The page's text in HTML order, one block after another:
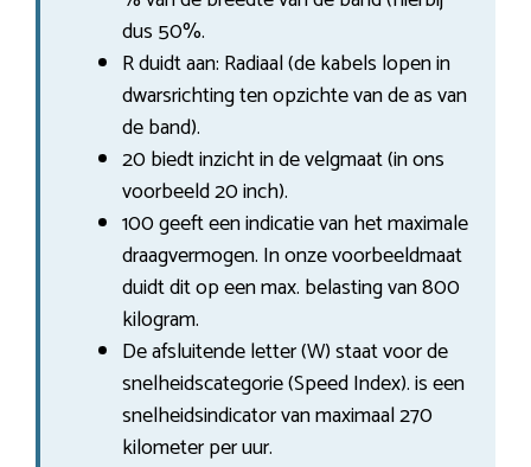
dus 50%.
R duidt aan: Radiaal (de kabels lopen in
dwarsrichting ten opzichte van de as van
de band).
20 biedt inzicht in de velgmaat (in ons
voorbeeld 20 inch).
100 geeft een indicatie van het maximale
draagvermogen. In onze voorbeeldmaat
duidt dit op een max. belasting van 800
kilogram.
De afsluitende letter (W) staat voor de
snelheidscategorie (Speed Index). is een
snelheidsindicator van maximaal 270
kilometer per uur.